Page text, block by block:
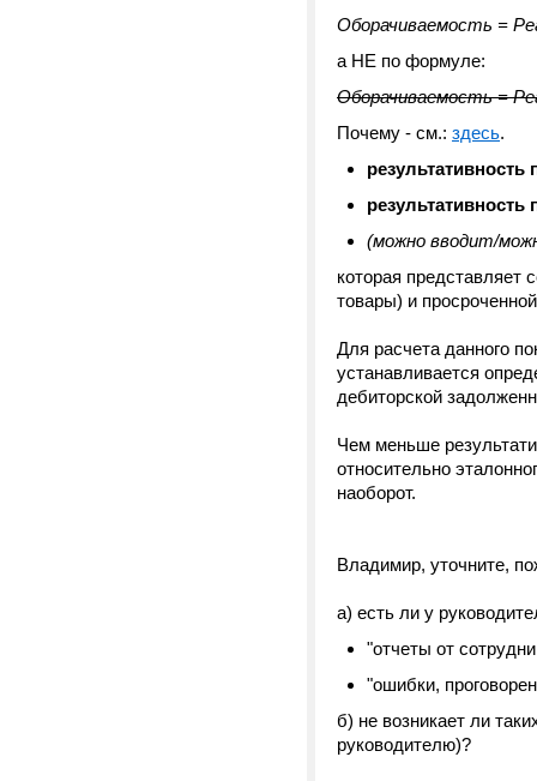
Оборачиваемость =
а НЕ по формуле:
Оборачиваемость =
Почему - см.: здесь.
результативность
(можно вводит/
которая представляет
товары) и
Для расчета данного
устанавливается
дебиторской
Чем меньше
относительно
наоборот.
Владимир, уточните,
а) есть ли у
"отчеты от
"ошибки,
б) не возникает ли
руководителю)?